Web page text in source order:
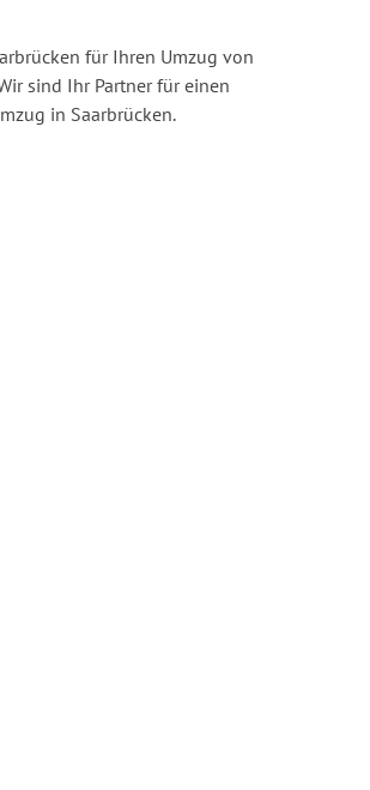
für Ihren Umzug von
sind Ihr Partner für einen
in Saarbrücken.